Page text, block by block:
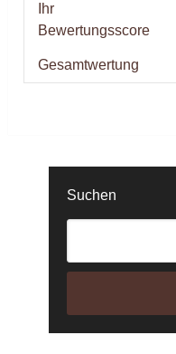
Ihr
Bewertungsscore
Gesamtwertung
Suchen